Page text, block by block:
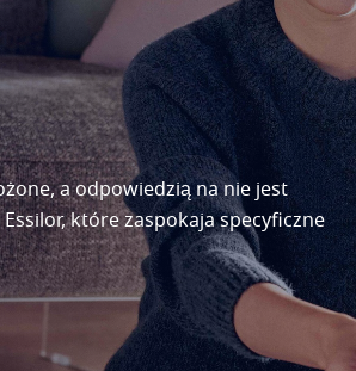
a odpowiedzią na nie jest
które zaspokaja specyficzne